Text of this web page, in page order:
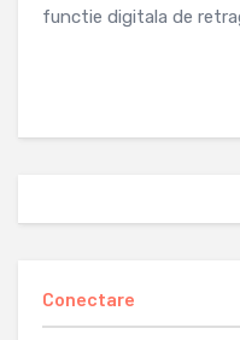
functie digitala de
Conectare